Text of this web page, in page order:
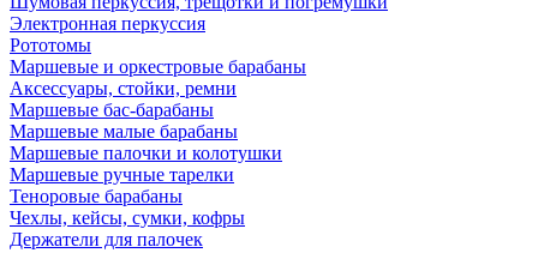
Электронная перкуссия
Рототомы
Маршевые и оркестровые барабаны
Аксессуары, стойки, ремни
Маршевые бас-барабаны
Маршевые малые барабаны
Маршевые палочки и колотушки
Маршевые ручные тарелки
Теноровые барабаны
Чехлы, кейсы, сумки, кофры
Держатели для палочек